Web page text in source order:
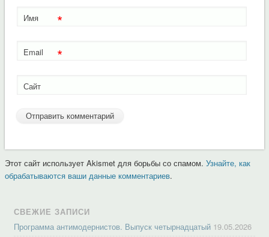
Имя *
Email *
Сайт
Этот сайт использует Akismet для борьбы со спамом. Узнайте, как
обрабатываются ваши данные комментариев.
СВЕЖИЕ ЗАПИСИ
Программа антимодернистов. Выпуск четырнадцатый 19.05.2026